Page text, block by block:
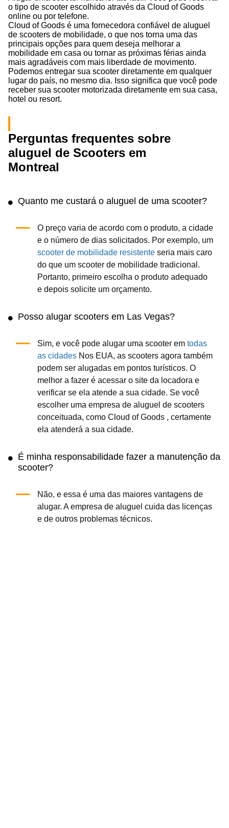
o tipo de scooter escolhido através da Cloud of Goods
online ou por telefone.
Cloud of Goods é uma fornecedora confiável de aluguel
de scooters de mobilidade, o que nos torna uma das
principais opções para quem deseja melhorar a
mobilidade em casa ou tornar as próximas férias ainda
mais agradáveis com mais liberdade de movimento.
Podemos entregar sua scooter diretamente em qualquer
lugar do país, no mesmo dia. Isso significa que você pode
receber sua scooter motorizada diretamente em sua casa,
hotel ou resort.
Perguntas frequentes sobre
aluguel de Scooters em
Montreal
Quanto me custará o aluguel de uma scooter?
O preço varia de acordo com o produto, a cidade
e o número de dias solicitados. Por exemplo, um
scooter de mobilidade resistente seria mais caro
do que um scooter de mobilidade tradicional.
Portanto, primeiro escolha o produto adequado
e depois solicite um orçamento.
Posso alugar scooters em Las Vegas?
Sim, e você pode alugar uma scooter em todas
as cidadesNos EUA, as scooters agora também
podem ser alugadas em pontos turísticos. O
melhor a fazer é acessar o site da locadora e
verificar se ela atende a sua cidade. Se você
escolher uma empresa de aluguel de scooters
conceituada, como Cloud of Goods , certamente
ela atenderá a sua cidade.
É minha responsabilidade fazer a manutenção da
scooter?
Não, e essa é uma das maiores vantagens de
alugar. A empresa de aluguel cuida das licenças
e de outros problemas técnicos.